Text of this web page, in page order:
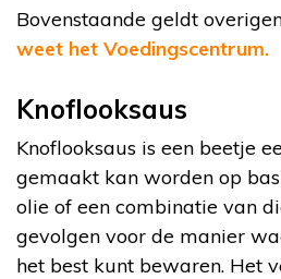
Bovenstaande geldt
weet het Voedingscentrum.
Knoflooksaus
Knoflooksaus is een beetje
gemaakt kan worden op
olie of een combinatie van
gevolgen voor de manier
het best kunt bewaren. Het